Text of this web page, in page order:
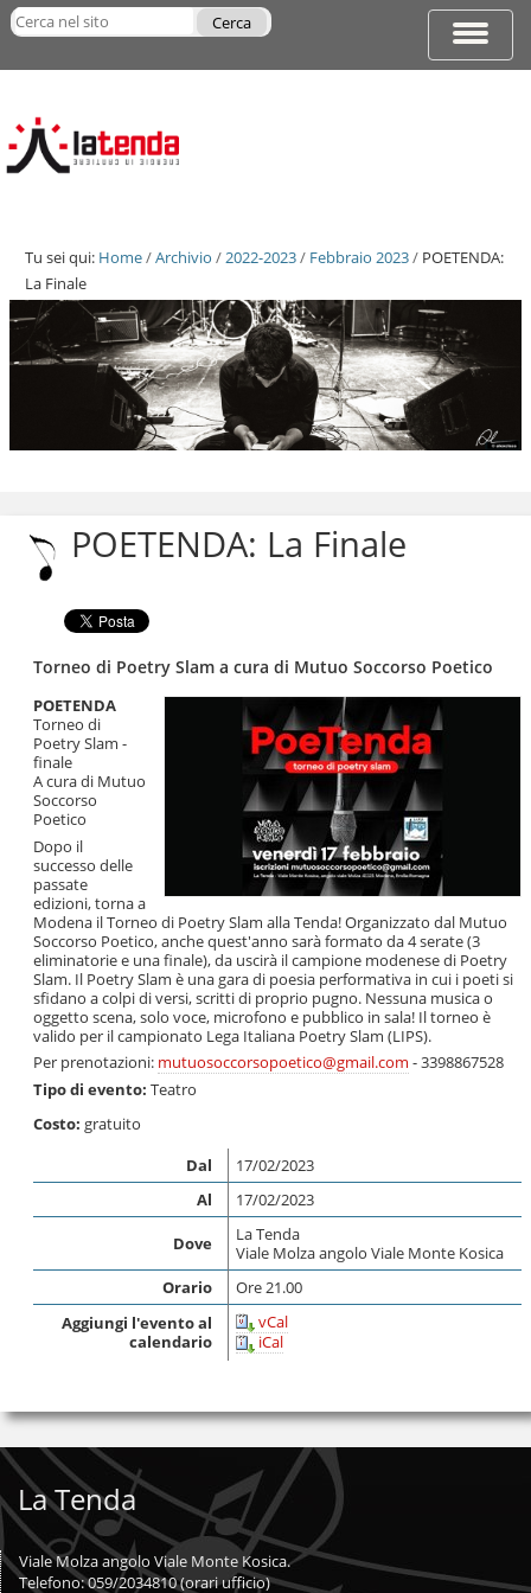
Salta
ai
|
navigazione
Espandi
di
Cerca nel sito
avanzata…
Tu sei qui: Home/Archivio /2022-2023/ Febbraio 2023/ POETENDA:
La Finale
Salta
navigazione
POETENDA: La Finale
Torneo di Poetry Slam a cura di Mutuo Soccorso Poetico
POETENDA
Torneo di
Poetry Slam -
finale
A cura di Mutuo
Soccorso
Poetico
Dopo il
successo delle
passate
edizioni, torna a
Modena il Torneo di Poetry Slam alla Tenda! Organizzato dal Mutuo
Soccorso Poetico, anche quest'anno sarà formato da 4 serate (3
eliminatorie e una finale), da uscirà il campione modenese di Poetry
Slam. Il Poetry Slam è una gara di poesia performativa in cui i poeti si
sfidano a colpi di versi, scritti di proprio pugno. Nessuna musica o
oggetto scena, solo voce, microfono e pubblico in sala! Il torneo è
valido per il campionato Lega Italiana Poetry Slam (LIPS).
Per prenotazioni: mutuosoccorsopoetico@gmail.com - 3398867528
Tipo di evento: Teatro
Costo: gratuito
Dal
17/02/2023
Al
17/02/2023
Dove
La Tenda
Viale Molza angolo Viale Monte Kosica
Orario
Ore 21.00
Aggiungi l'evento al
calendario
vCal
iCal
La Tenda
Viale Molza angolo Viale Monte Kosica.
Telefono: 059/2034810 (orari ufficio)